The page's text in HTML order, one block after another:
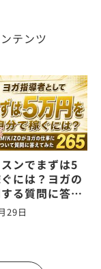
テンツ
ンでまずは5
には？ヨガの
る質問に答え
29日